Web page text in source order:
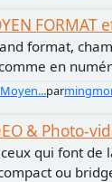
FORMAT
format,
en
par
& Photo-
qui font de
ou